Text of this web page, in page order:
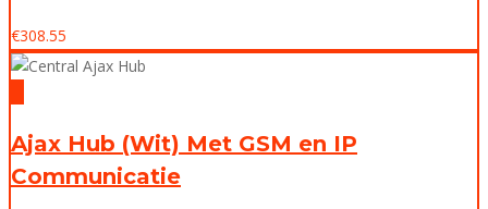
€308.55
Ajax Hub (Wit) Met GSM en IP
Communicatie